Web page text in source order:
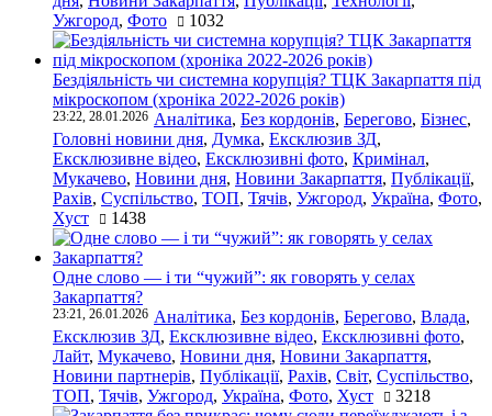
Ужгород, Фото 1032
Бездіяльність чи системна корупція? ТЦК Закарпаття під
мікроскопом (хроніка 2022-2026 років)
23:22, 28.01.2026 Аналітика, Без кордонів, Берегово, Бізнес,
Головні новини дня, Думка, Ексклюзив ЗД,
Ексклюзивне відео, Ексклюзивні фото, Кримінал,
Мукачево, Новини дня, Новини Закарпаття, Публікації,
Рахів, Суспільство, ТОП, Тячів, Ужгород, Україна, Фото,
Хуст
1438
Одне слово — і ти “чужий”: як говорять у селах
Закарпаття?
23:21, 26.01.2026 Аналітика, Без кордонів, Берегово, Влада,
Ексклюзив ЗД, Ексклюзивне відео, Ексклюзивні фото,
Лайт, Мукачево, Новини дня, Новини Закарпаття,
Новини партнерів, Публікації, Рахів, Світ, Суспільство,
ТОП, Тячів, Ужгород, Україна, Фото, Хуст 3218